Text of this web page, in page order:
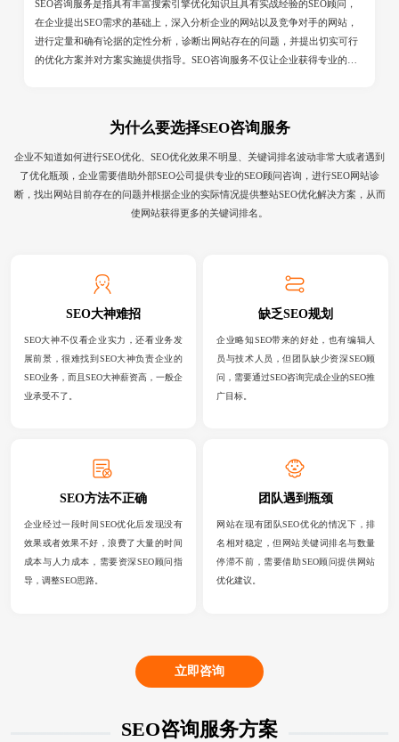
SEO咨询服务是指具有丰富搜索引擎优化知识且具有实战经验的SEO顾问，
在企业提出SEO需求的基础上，深入分析企业的网站以及竞争对手的网站，
进行定量和确有论据的定性分析，诊断出网站存在的问题，并提出切实可行
的优化方案并对方案实施提供指导。SEO咨询服务不仅让企业获得专业的、
为什么要选择SEO咨询服务
企业不知道如何进行SEO优化、SEO优化效果不明显、关键词排名波动非常大或者遇到
了优化瓶颈，企业需要借助外部SEO公司提供专业的SEO顾问咨询，进行SEO网站诊
断，找出网站目前存在的问题并根据企业的实际情况提供整站SEO优化解决方案，从而
使网站获得更多的关键词排名。
SEO大神难招
SEO大神不仅看企业实力，还看业务发
展前景，很难找到SEO大神负责企业的
SEO业务，而且SEO大神薪资高，一般企
业承受不了。
缺乏SEO规划
企业略知SEO带来的好处，也有编辑人
员与技术人员，但团队缺少资深SEO顾
问，需要通过SEO咨询完成企业的SEO推
广目标。
SEO方法不正确
企业经过一段时间SEO优化后发现没有
效果或者效果不好，浪费了大量的时间
成本与人力成本，需要资深SEO顾问指
导，调整SEO思路。
团队遇到瓶颈
网站在现有团队SEO优化的情况下，排
名相对稳定，但网站关键词排名与数量
停滞不前，需要借助SEO顾问提供网站
优化建议。
立即咨询
SEO咨询服务方案